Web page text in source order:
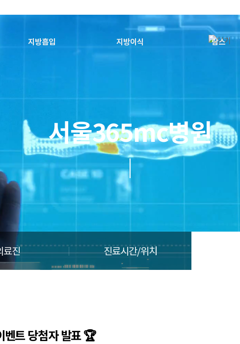
지방흡입 지방이식 람스
서울365mc병원
료진 진료시간/위치
벤트 당첨자 발표 🏆